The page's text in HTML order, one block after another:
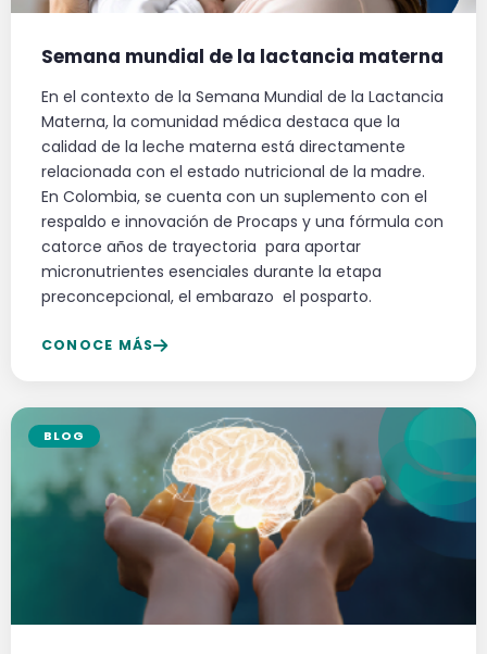
Semana mundial de la lactancia materna
En el contexto de la Semana Mundial de la Lactancia
Materna, la comunidad médica destaca que la
calidad de la leche materna está directamente
relacionada con el estado nutricional de la madre.
En Colombia, se cuenta con un suplemento con el
respaldo e innovación de Procaps y una fórmula con
catorce años de trayectoria para aportar
micronutrientes esenciales durante la etapa
preconcepcional, el embarazo el posparto.
CONOCE MÁS
BLOG